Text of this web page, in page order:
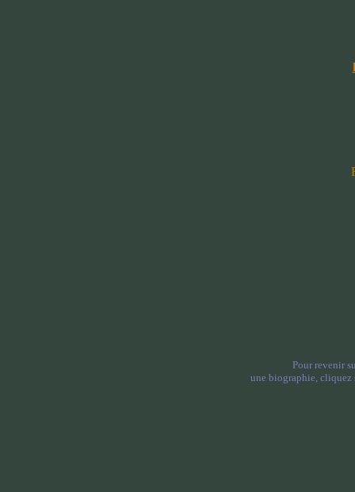
Pour revenir
une biographie, cliquez